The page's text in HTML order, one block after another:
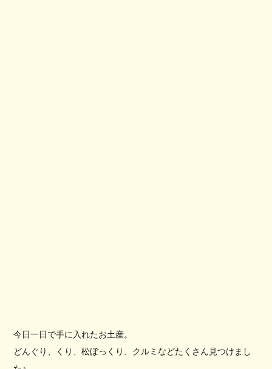
今日一日で手に入れたお土産。
どんぐり、くり、松ぼっくり、クルミなどたくさん見つけまし